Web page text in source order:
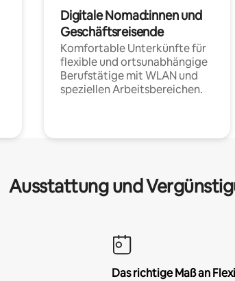
Digitale Nomad:innen und
Geschäftsreisende
Komfortable Unterkünfte für
flexible und ortsunabhängige
Berufstätige mit WLAN und
speziellen Arbeitsbereichen.
Ausstattung und
Das richtige Maß an